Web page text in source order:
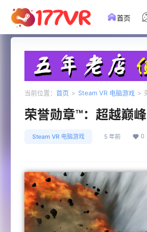
首页
当前位置： 首页 > Steam VR 电脑游戏 >
荣誉勋章™：超越巅
Steam VR 电脑游戏 5 年前 0